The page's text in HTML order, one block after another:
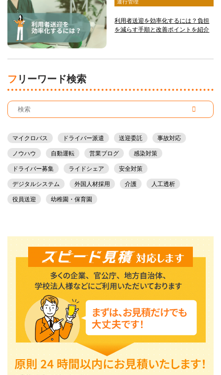
運行管理
利用者送迎を効率化するには？負担
を減らす手順と改善ポイントを紹介
フリーワード検索
マイクロバス ドライバー派遣 送迎委託 事故対応
ノウハウ 自動運転 営業ブログ 感染対策
ドライバー募集 ライドシェア 安全対策
デジタルシステム 外国人材採用 介護 人工透析
役員送迎 幼稚園・保育園